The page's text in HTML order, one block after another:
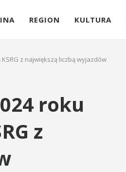
REGION KULTURA
z największą liczbą wyjazdów
roku
z